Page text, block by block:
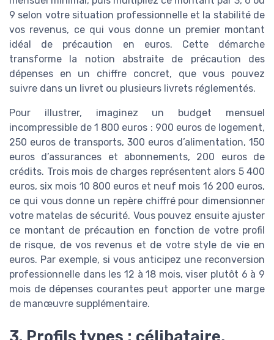
9 selon votre situation professionnelle et la stabilité de
vos revenus, ce qui vous donne un premier montant
idéal de précaution en euros. Cette démarche
transforme la notion abstraite de précaution des
dépenses en un chiffre concret, que vous pouvez
suivre dans un livret ou plusieurs livrets réglementés.
Pour illustrer, imaginez un budget mensuel
incompressible de 1 800 euros : 900 euros de logement,
250 euros de transports, 300 euros d’alimentation, 150
euros d’assurances et abonnements, 200 euros de
crédits. Trois mois de charges représentent alors 5 400
euros, six mois 10 800 euros et neuf mois 16 200 euros,
ce qui vous donne un repère chiffré pour dimensionner
votre matelas de sécurité. Vous pouvez ensuite ajuster
ce montant de précaution en fonction de votre profil
de risque, de vos revenus et de votre style de vie en
euros. Par exemple, si vous anticipez une reconversion
professionnelle dans les 12 à 18 mois, viser plutôt 6 à 9
mois de dépenses courantes peut apporter une marge
de manœuvre supplémentaire.